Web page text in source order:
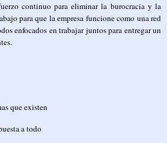
continuo para eliminar la burocracia y la
para que la empresa funcione como una red
enfocados en trabajar juntos para entregar un
que existen
a todo